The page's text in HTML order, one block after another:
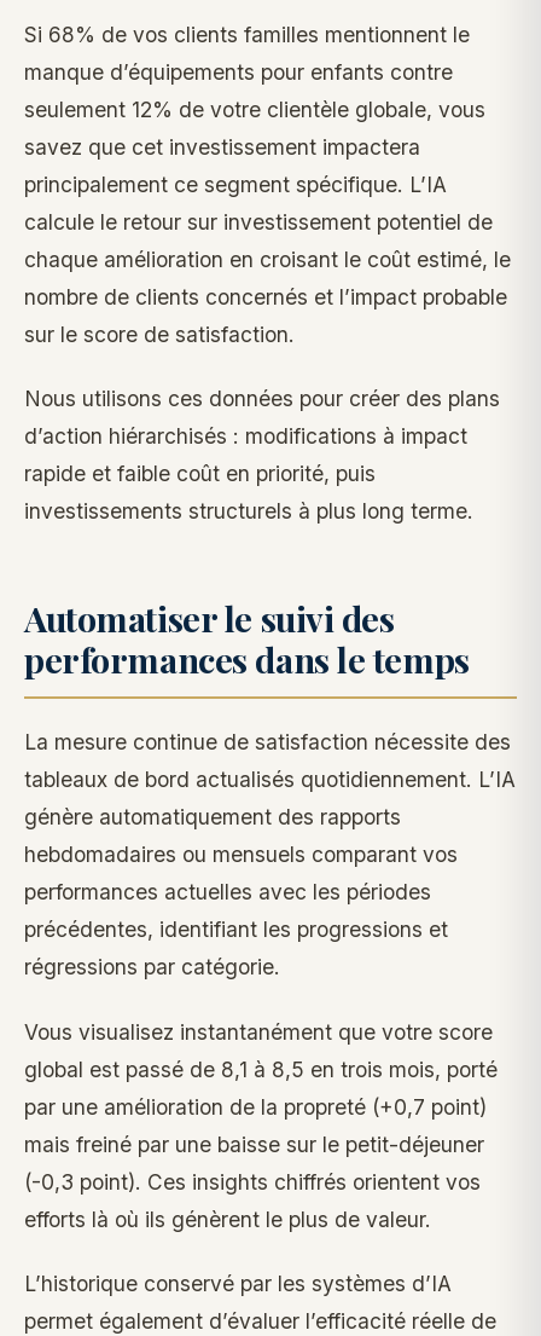
Si 68% de vos clients familles mentionnent le
manque d’équipements pour enfants contre
seulement 12% de votre clientèle globale, vous
savez que cet investissement impactera
principalement ce segment spécifique. L’IA
calcule le retour sur investissement potentiel de
chaque amélioration en croisant le coût estimé, le
nombre de clients concernés et l’impact probable
sur le score de satisfaction.
Nous utilisons ces données pour créer des plans
d’action hiérarchisés : modifications à impact
rapide et faible coût en priorité, puis
investissements structurels à plus long terme.
Automatiser le suivi des
performances dans le temps
La mesure continue de satisfaction nécessite des
tableaux de bord actualisés quotidiennement. L’IA
génère automatiquement des rapports
hebdomadaires ou mensuels comparant vos
performances actuelles avec les périodes
précédentes, identifiant les progressions et
régressions par catégorie.
Vous visualisez instantanément que votre score
global est passé de 8,1 à 8,5 en trois mois, porté
par une amélioration de la propreté (+0,7 point)
mais freiné par une baisse sur le petit-déjeuner
(-0,3 point). Ces insights chiffrés orientent vos
efforts là où ils génèrent le plus de valeur.
L’historique conservé par les systèmes d’IA
permet également d’évaluer l’efficacité réelle de